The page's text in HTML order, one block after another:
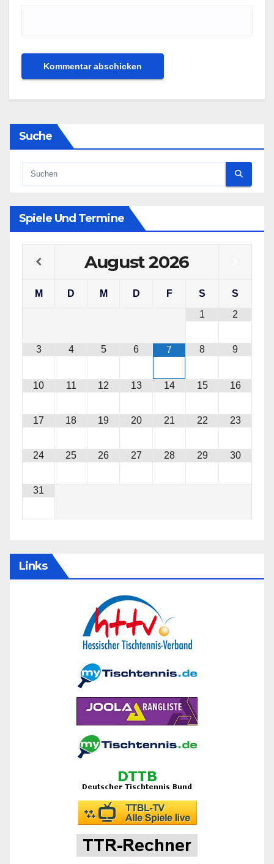
Suche
Spiele Und Termine
August2026
M D M D F S
S
1
2
3 4 5 6 7 8 9
10 11 12 13 14 15 16
17 18 19 20 21 22 23
24 25 26 27 28 29 30
31
Links